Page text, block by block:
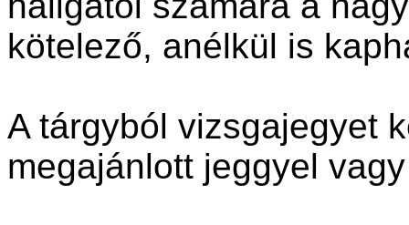
kötelező, anélkül is
A tárgyból vizsgajegyet
megajánlott jeggyel